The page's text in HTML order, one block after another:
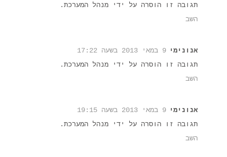
תגובה זו הוסרה על ידי מנהל המערכת.
השב
אנונימי 9 במאי 2013 בשעה 17:22
תגובה זו הוסרה על ידי מנהל המערכת.
השב
אנונימי 9 במאי 2013 בשעה 19:15
תגובה זו הוסרה על ידי מנהל המערכת.
השב